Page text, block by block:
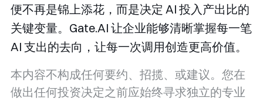
便不再是锦上添花，而是决定 AI 投入产出比的
关键变量。Gate.AI 让企业能够清晰掌握每一笔
AI 支出的去向，让每一次调用创造更高价值。
本内容不构成任何要约、招揽、或建议。您在
做出任何投资决定之前应始终寻求独立的专业